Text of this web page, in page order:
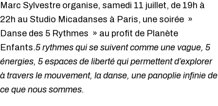
Marc Sylvestre organise, samedi 11 juillet, de 19h à
22h au Studio Micadanses à Paris, une soirée »
Danse des 5 Rythmes » au profit de Planète
Enfants.5 rythmes qui se suivent comme une vague, 5
énergies, 5 espaces de liberté qui permettent d’explorer
à travers le mouvement, la danse, une panoplie infinie de
ce que nous sommes.